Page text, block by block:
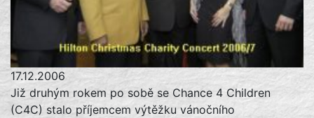
17.12.2006
Již druhým rokem po sobě se Chance 4 Children
(C4C) stalo příjemcem výtěžku vánočního